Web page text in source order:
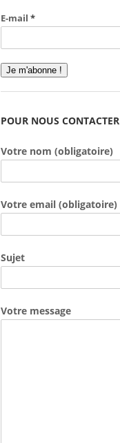
E-mail *
POUR NOUS CONTACTER
Votre nom (obligatoire)
Votre email (obligatoire)
Sujet
Votre message